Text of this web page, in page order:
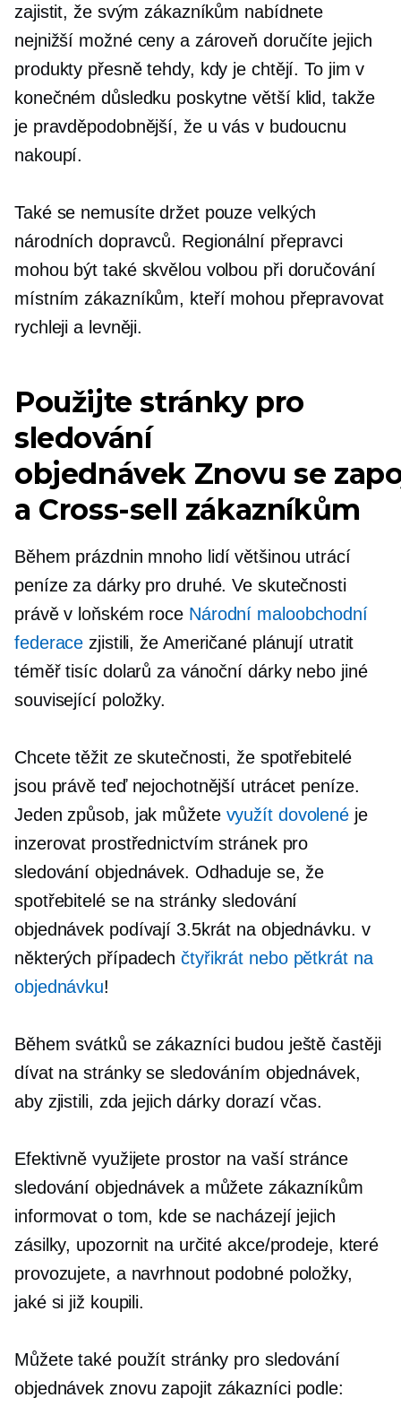
zajistit, že svým zákazníkům nabídnete
nejnižší možné ceny a zároveň doručíte jejich
produkty přesně tehdy, kdy je chtějí. To jim v
konečném důsledku poskytne větší klid, takže
je pravděpodobnější, že u vás v budoucnu
nakoupí.
Také se nemusíte držet pouze velkých
národních dopravců. Regionální přepravci
mohou být také skvělou volbou při doručování
místním zákazníkům, kteří mohou přepravovat
rychleji a levněji.
Použijte stránky pro
sledování
objednávek Znovu se
a Cross-sell zákazníkům
Během prázdnin mnoho lidí většinou utrácí
peníze za dárky pro druhé. Ve skutečnosti
právě v loňském roce Národní maloobchodní
federace zjistili, že Američané plánují utratit
téměř tisíc dolarů za vánoční dárky nebo jiné
související položky.
Chcete těžit ze skutečnosti, že spotřebitelé
jsou právě teď nejochotnější utrácet peníze.
Jeden způsob, jak můžete využít dovolené je
inzerovat prostřednictvím stránek pro
sledování objednávek. Odhaduje se, že
spotřebitelé se na stránky sledování
objednávek podívají 3.5krát na objednávku. v
některých případech čtyřikrát nebo pětkrát na
objednávku!
Během svátků se zákazníci budou ještě častěji
dívat na stránky se sledováním objednávek,
aby zjistili, zda jejich dárky dorazí včas.
Efektivně využijete prostor na vaší stránce
sledování objednávek a můžete zákazníkům
informovat o tom, kde se nacházejí jejich
zásilky, upozornit na určité akce/prodeje, které
provozujete, a navrhnout podobné položky,
jaké si již koupili.
Můžete také použít stránky pro sledování
objednávek znovu zapojitzákazníci podle: